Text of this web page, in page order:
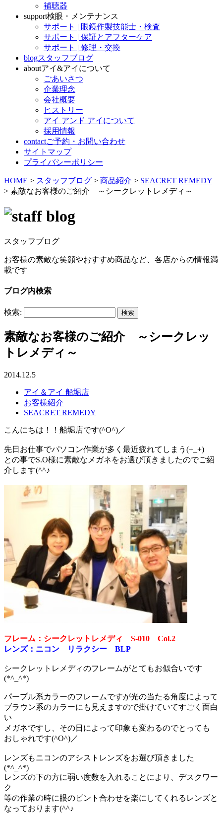
補聴器
support検眼・メンテナンス
サポート | 眼鏡作製技能士・検査
サポート | 保証とアフターケア
サポート | 修理・交換
blogスタッフブログ
aboutアイ&アイについて
ごあいさつ
企業理念
会社概要
ヒストリー
アイ アンド アイについて
採用情報
contactご予約・お問い合わせ
サイトマップ
プライバシーポリシー
HOME > スタッフブログ > 商品紹介 > SEACRET REMEDY
> 素敵なお客様のご紹介 ～シークレットレメディ～
スタッフブログ
お客様の素敵な笑顔やおすすめ商品など、各店からの情報満
載です
ブログ内検索
検索:
素敵なお客様のご紹介 ～シークレッ
トレメディ～
2014.12.5
アイ＆アイ 船堀店
お客様紹介
SEACRET REMEDY
こんにちは！！船堀店です(^O^)／
先日お仕事でパソコン作業が多く最近疲れてしまう(+_+)
との事でS.O様に素敵なメガネをお選び頂きましたのでご紹
介します(^^♪
フレーム：シークレットレメディ S-010 Col.2
レンズ：ニコン リラクシー BLP
シークレットレメディのフレームがとてもお似合いです
(*^_^*)
パープル系カラーのフレームですが光の当たる角度によって
ブラウン系のカラーにも見えますので掛けていてすごく面白
い
メガネですし、その日によって印象も変わるのでとっても
おしゃれです(^O^)／
レンズもニコンのアシストレンズをお選び頂きました
(*^_^*)
レンズの下の方に弱い度数を入れることにより、デスクワー
ク
等の作業の時に眼のピント合わせを楽にしてくれるレンズと
なっております(^^♪